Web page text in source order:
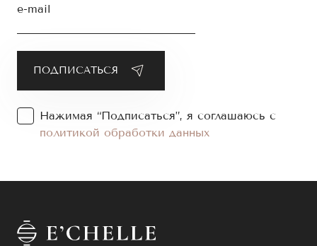
e-mail
Нажимая “Подписаться”, я соглашаюсь с
политикой обработки данных